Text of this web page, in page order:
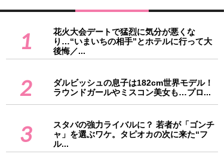
1
花火大会デートで猛烈に気分が悪くな
り…“いまいちの相手”とホテルに行って大
後悔／...
2
ダルビッシュの息子は182cm世界モデル！
ラウンドガールやミスコン美女も…プロ...
3
スタバの強力ライバルに？ 若者が「ゴンチ
ャ」を選ぶワケ。タピオカの次に来た“フ
ル...